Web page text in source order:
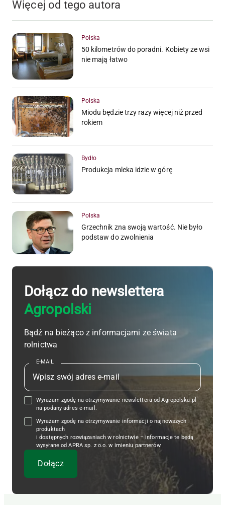
Więcej od tego autora
Polska
50 kilometrów do poradni. Kobiety ze wsi
nie mają łatwo
Polska
Miodu będzie trzy razy więcej niż przed
rokiem
Bydło
Produkcja mleka idzie w górę
Polska
Grzechnik zna swoją wartość. Nie było
podstaw do zwolnienia
Dołącz do newslettera
Agropolski
Bądź na bieżąco z informacjami ze świata
rolnictwa
E-MAIL
Wyrażam zgodę na otrzymywanie newslettera od Agropolska.pl
na podany adres e-mail.
Wyrażam zgodę na otrzymywanie informacji o najnowszych
produktach
i dostępnych rozwiązaniach w rolnictwie – informacje te będą
wysyłane od APRA sp. z o.o. w imieniu partnerów.